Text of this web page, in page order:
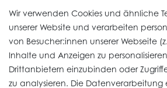
Uhren Service
Vertrag widerrufen
Wir verwenden Cookies und ähnliche
unserer Website und verarbeiten
von Besucher:innen unserer Webseite
Inhalte und Anzeigen zu
Drittanbietern einzubinden oder
zu analysieren. Die Datenverarbeitung